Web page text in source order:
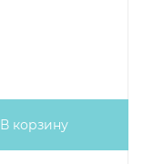
В корзину